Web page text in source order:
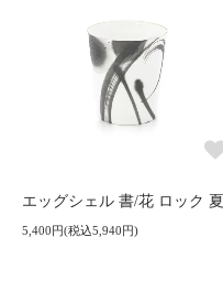
エッグシェル 書/花 ロック 夏
5,400円(税込5,940円)